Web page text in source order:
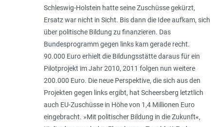
Schleswig-Holstein hatte seine Zuschüsse gekürzt,
Ersatz war nicht in Sicht. Bis dann die Idee aufkam, sich
über politische Bildung zu finanzieren. Das
Bundesprogramm gegen links kam gerade recht.
90.000 Euro erhielt die Bildungsstätte daraus für ein
Pilotprojekt im Jahr 2010, 2011 folgen nun weitere
200.000 Euro. Die neue Perspektive, die sich aus den
Projekten gegen links ergibt, hat Scheersberg letztlich
auch EU-Zuschüsse in Höhe von 1,4 Millionen Euro
eingebracht. »Mit politischer Bildung in die Zukunft«,